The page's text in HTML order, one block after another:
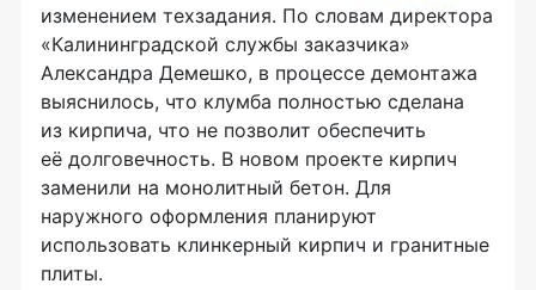
изменением техзадания. По словам директора
«Калининградской службы заказчика»
Александра Демешко, в процессе демонтажа
выяснилось, что клумба полностью сделана
из кирпича, что не позволит обеспечить
её долговечность. В новом проекте кирпич
заменили на монолитный бетон. Для
наружного оформления планируют
использовать клинкерный кирпич и гранитные
плиты.